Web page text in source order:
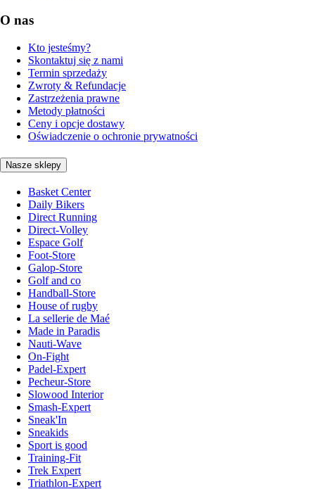
O nas
Kto jesteśmy?
Skontaktuj się z nami
Termin sprzedaży
Zwroty & Refundacje
Zastrzeżenia prawne
Metody płatności
Ceny i opcje dostawy
Oświadczenie o ochronie prywatności
Nasze sklepy
Basket Center
Daily Bikers
Direct Running
Direct-Volley
Espace Golf
Foot-Store
Galop-Store
Golf and co
Handball-Store
House of rugby
La sellerie de Maé
Made in Paradis
Nauti-Wave
On-Fight
Padel-Expert
Pecheur-Store
Slowood Interior
Smash-Expert
Sneak'In
Sneakids
Sport is good
Training-Fit
Trek Expert
Triathlon-Expert